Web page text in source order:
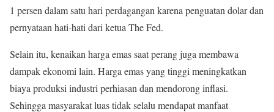
1 persen dalam satu hari perdagangan karena penguatan dolar dan
pernyataan hati-hati dari ketua The Fed.
Selain itu, kenaikan harga emas saat perang juga membawa
dampak ekonomi lain. Harga emas yang tinggi meningkatkan
biaya produksi industri perhiasan dan mendorong inflasi.
Sehingga masyarakat luas tidak selalu mendapat manfaat